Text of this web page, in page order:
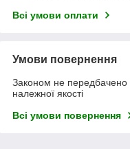
Всі умови оплати
Умови повернення
Законом не передбачено
належної якості
Всі умови повернення